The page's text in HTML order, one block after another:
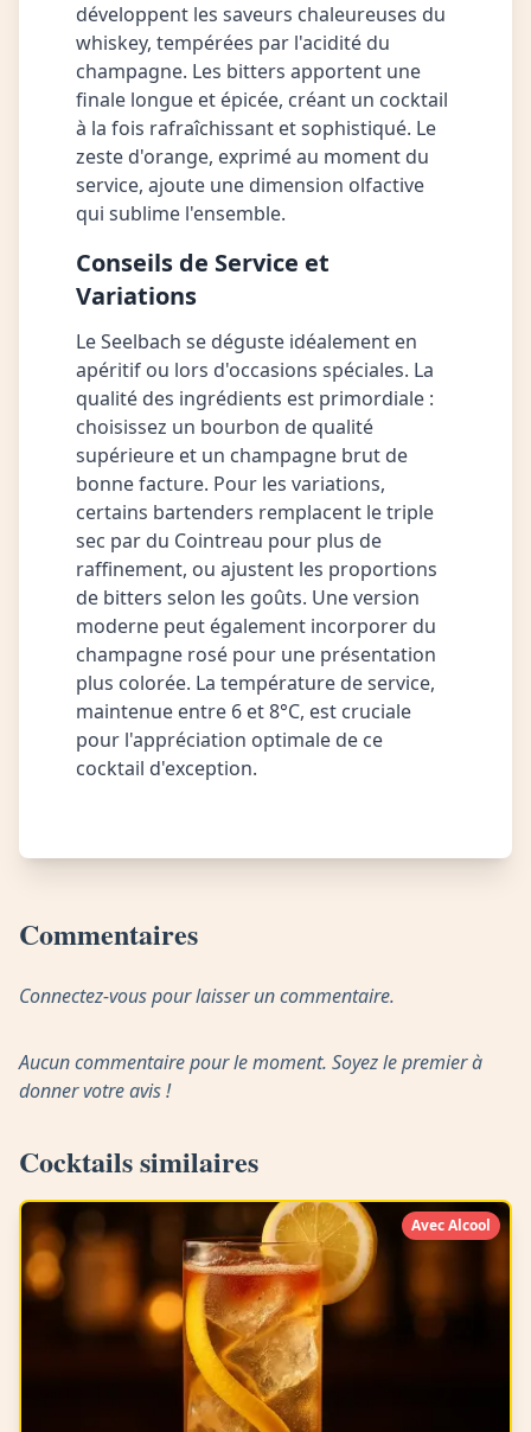
développent les saveurs chaleureuses du
whiskey, tempérées par l'acidité du
champagne. Les bitters apportent une
finale longue et épicée, créant un cocktail
à la fois rafraîchissant et sophistiqué. Le
zeste d'orange, exprimé au moment du
service, ajoute une dimension olfactive
qui sublime l'ensemble.
Conseils de Service et
Variations
Le Seelbach se déguste idéalement en
apéritif ou lors d'occasions spéciales. La
qualité des ingrédients est primordiale :
choisissez un bourbon de qualité
supérieure et un champagne brut de
bonne facture. Pour les variations,
certains bartenders remplacent le triple
sec par du Cointreau pour plus de
raffinement, ou ajustent les proportions
de bitters selon les goûts. Une version
moderne peut également incorporer du
champagne rosé pour une présentation
plus colorée. La température de service,
maintenue entre 6 et 8°C, est cruciale
pour l'appréciation optimale de ce
cocktail d'exception.
Commentaires
Connectez-vous pour laisser un commentaire.
Aucun commentaire pour le moment. Soyez le premier à
donner votre avis !
Cocktails similaires
Avec Alcool